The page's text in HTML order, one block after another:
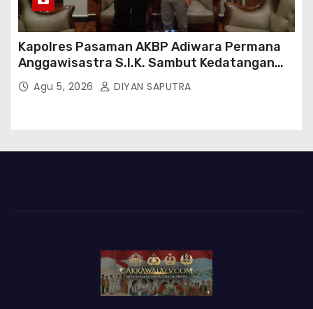
Kapolres Pasaman AKBP Adiwara Permana
Anggawisastra S.I.K. Sambut Kedatangan
Kepala Cakrawala Tv Sumatera Barat
Agu 5, 2026 DIYAN SAPUTRA